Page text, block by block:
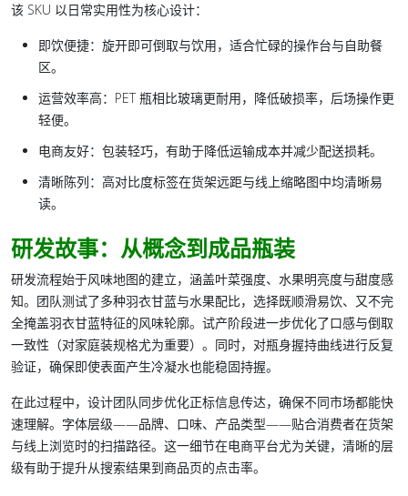
该 SKU 以日常实用性为核心设计：
即饮便捷：旋开即可倒取与饮用，适合忙碌的操作台与自助餐
区。
运营效率高：PET 瓶相比玻璃更耐用，降低破损率，后场操作更
轻便。
电商友好：包装轻巧，有助于降低运输成本并减少配送损耗。
清晰陈列：高对比度标签在货架远距与线上缩略图中均清晰易
读。
研发故事：从概念到成品瓶装
研发流程始于风味地图的建立，涵盖叶菜强度、水果明亮度与甜度感
知。团队测试了多种羽衣甘蓝与水果配比，选择既顺滑易饮、又不完
全掩盖羽衣甘蓝特征的风味轮廓。试产阶段进一步优化了口感与倒取
一致性（对家庭装规格尤为重要）。同时，对瓶身握持曲线进行反复
验证，确保即使表面产生冷凝水也能稳固持握。
在此过程中，设计团队同步优化正标信息传达，确保不同市场都能快
速理解。字体层级——品牌、口味、产品类型——贴合消费者在货架
与线上浏览时的扫描路径。这一细节在电商平台尤为关键，清晰的层
级有助于提升从搜索结果到商品页的点击率。